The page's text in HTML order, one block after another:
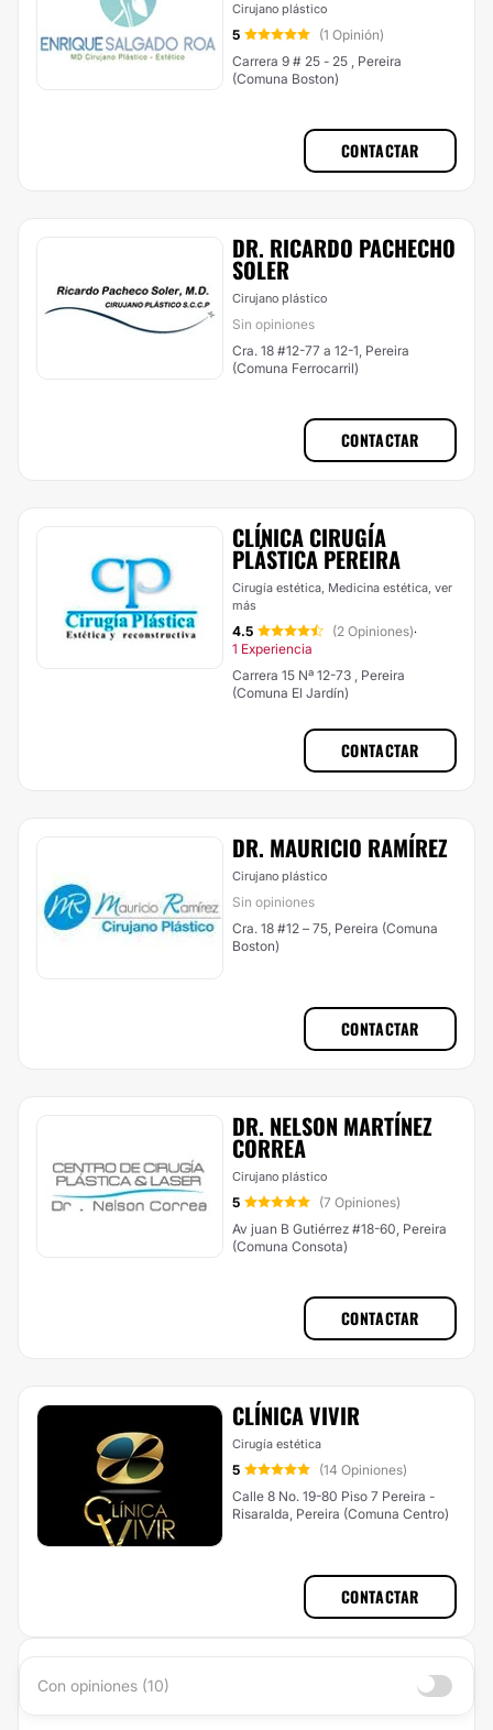
Cirujano plástico
5
(1 Opinión)
Carrera 9 # 25 - 25 , Pereira
(Comuna Boston)
CONTACTAR
DR. RICARDO PACHECHO
SOLER
Cirujano plástico
Sin opiniones
Cra. 18 #12-77 a 12-1, Pereira
(Comuna Ferrocarril)
CONTACTAR
CLÍNICA CIRUGÍA
PLÁSTICA PEREIRA
Cirugía estética, Medicina estética, ver
más
4.5 (2 Opiniones)·
1 Experiencia
Carrera 15 Nª 12-73 , Pereira
(Comuna El Jardín)
CONTACTAR
DR. MAURICIO RAMÍREZ
Cirujano plástico
Sin opiniones
Cra. 18 #12 – 75, Pereira (Comuna
Boston)
CONTACTAR
DR. NELSON MARTÍNEZ
CORREA
Cirujano plástico
5
(7 Opiniones)
Av juan B Gutiérrez #18-60, Pereira
(Comuna Consota)
CONTACTAR
CLÍNICA VIVIR
Cirugía estética
5
(14 Opiniones)
Calle 8 No. 19-80 Piso 7 Pereira -
Risaralda, Pereira (Comuna Centro)
CONTACTAR
Con opiniones (10)